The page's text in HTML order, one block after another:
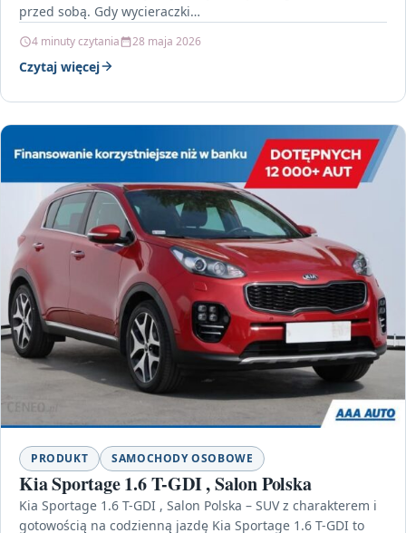
przed sobą. Gdy wycieraczki…
4 minuty czytania 28 maja 2026
Czytaj więcej
PRODUKT SAMOCHODY OSOBOWE
Kia Sportage 1.6 T-GDI , Salon Polska
Kia Sportage 1.6 T-GDI , Salon Polska – SUV z charakterem i
gotowością na codzienną jazdę Kia Sportage 1.6 T-GDI to